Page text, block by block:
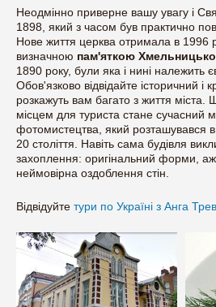
Неодмінно приверне вашу увагу і
1898, який з часом був практично
Нове життя церква отримала в 1996
визначною пам'яткою
1890 року, були яка і нині належить
Обов'язково відвідайте історичний і
розкажуть вам багато з життя
місцем для туриста стане сучасний
фотомистецтва, який розташувався в
20 століття. Навіть сама будівля
захоплення: оригінальний форми,
неймовірна оздоблення стін.
Відвідуйте тури по Україні з Анга